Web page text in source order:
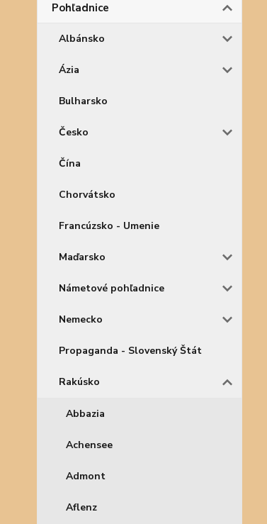
Pohľadnice
Albánsko
Ázia
Bulharsko
Česko
Čína
Chorvátsko
Francúzsko - Umenie
Maďarsko
Námetové pohľadnice
Nemecko
Propaganda - Slovenský Štát
Rakúsko
Abbazia
Achensee
Admont
Aflenz